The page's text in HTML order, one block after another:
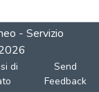
- Servizio
di
Send
Feedback